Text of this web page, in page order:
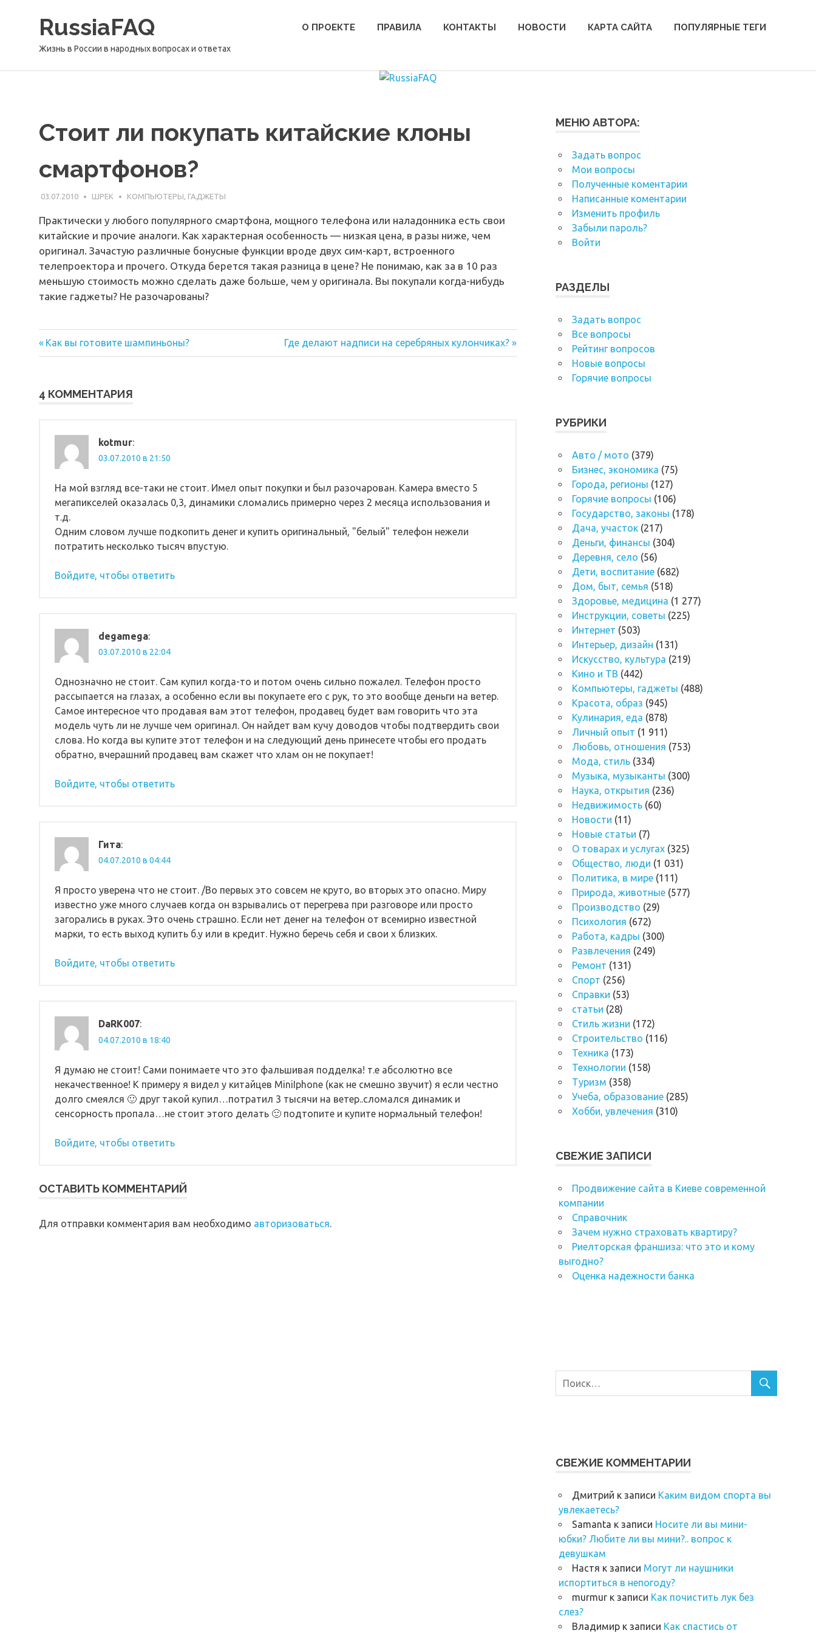
содержимомуRussiaFAQ
Жизнь в России в народных вопросах и ответах
О ПРОЕКТЕ ПРАВИЛА КОНТАКТЫ НОВОСТИ КАРТА САЙТА ПОПУЛЯРНЫЕ ТЕГИ
Стоит ли покупать китайские клоны
смартфонов?
03.07.2010 ШРЕК КОМПЬЮТЕРЫ, ГАДЖЕТЫ
Практически у любого популярного смартфона, мощного телефона или наладонника есть свои
китайские и прочие аналоги. Как характерная особенность — низкая цена, в разы ниже, чем
оригинал. Зачастую различные бонусные функции вроде двух сим-карт, встроенного
телепроектора и прочего. Откуда берется такая разница в цене? Не понимаю, как за в 10 раз
меньшую стоимость можно сделать даже больше, чем у оригинала. Вы покупали когда-нибудь
такие гаджеты? Не разочарованы?
Навигация
записям
Предыдущая
запись:
Как вы готовите шампиньоны?
Следующая
запись:
Где делают надписи на серебряных кулончиках?
4 КОММЕНТАРИЯ
kotmur:
03.07.2010 в 21:50
На мой взгляд все-таки не стоит. Имел опыт покупки и был разочарован. Камера вместо 5
мегапикселей оказалась 0,3, динамики сломались примерно через 2 месяца использования и
т.д.
Одним словом лучше подкопить денег и купить оригинальный, "белый" телефон нежели
потратить несколько тысяч впустую.
Войдите, чтобы ответить
degamega:
03.07.2010 в 22:04
Однозначно не стоит. Сам купил когда-то и потом очень сильно пожалел. Телефон просто
рассыпается на глазах, а особенно если вы покупаете его с рук, то это вообще деньги на ветер.
Самое интересное что продавая вам этот телефон, продавец будет вам говорить что эта
модель чуть ли не лучше чем оригинал. Он найдет вам кучу доводов чтобы подтвердить свои
слова. Но когда вы купите этот телефон и на следующий день принесете чтобы его продать
обратно, вчерашний продавец вам скажет что хлам он не покупает!
Войдите, чтобы ответить
Гита:
04.07.2010 в 04:44
Я просто уверена что не стоит. /Во первых это совсем не круто, во вторых это опасно. Миру
известно уже много случаев когда он взрывались от перегрева при разговоре или просто
загорались в руках. Это очень страшно. Если нет денег на телефон от всемирно известной
марки, то есть выход купить б.у или в кредит. Нужно беречь себя и свои х близких.
Войдите, чтобы ответить
DaRK007:
04.07.2010 в 18:40
Я думаю не стоит! Сами понимаете что это фальшивая подделка! т.е абсолютно все
некачественное! К примеру я видел у китайцев MiniIphone (как не смешно звучит) я если честно
долго смеялся 🙂 друг такой купил…потратил 3 тысячи на ветер..сломался динамик и
сенсорность пропала…не стоит этого делать 🙂 подтопите и купите нормальный телефон!
Войдите, чтобы ответить
ОСТАВИТЬ КОММЕНТАРИЙ
Для отправки комментария вам необходимо авторизоваться.
МЕНЮ АВТОРА:
Задать вопрос
Мои вопросы
Полученные коментарии
Написанные коментарии
Изменить профиль
Забыли пароль?
Войти
РАЗДЕЛЫ
Задать вопрос
Все вопросы
Рейтинг вопросов
Новые вопросы
Горячие вопросы
РУБРИКИ
Авто / мото (379)
Бизнес, экономика (75)
Города, регионы (127)
Горячие вопросы (106)
Государство, законы (178)
Дача, участок (217)
Деньги, финансы (304)
Деревня, село (56)
Дети, воспитание (682)
Дом, быт, семья (518)
Здоровье, медицина (1 277)
Инструкции, советы (225)
Интернет (503)
Интерьер, дизайн (131)
Искусство, культура (219)
Кино и ТВ (442)
Компьютеры, гаджеты (488)
Красота, образ (945)
Кулинария, еда (878)
Личный опыт (1 911)
Любовь, отношения (753)
Мода, стиль (334)
Музыка, музыканты (300)
Наука, открытия (236)
Недвижимость (60)
Новости (11)
Новые статьи (7)
О товарах и услугах (325)
Общество, люди (1 031)
Политика, в мире (111)
Природа, животные (577)
Производство (29)
Психология (672)
Работа, кадры (300)
Развлечения (249)
Ремонт (131)
Спорт (256)
Справки (53)
статьи (28)
Стиль жизни (172)
Строительство (116)
Техника (173)
Технологии (158)
Туризм (358)
Учеба, образование (285)
Хобби, увлечения (310)
СВЕЖИЕ ЗАПИСИ
Продвижение сайта в Киеве современной
компании
Справочник
Зачем нужно страховать квартиру?
Риелторская франшиза: что это и кому
выгодно?
Оценка надежности банка
СВЕЖИЕ КОММЕНТАРИИ
Дмитрий к записи Каким видом спорта вы
увлекаетесь?
Samanta к записи Носите ли вы мини-
юбки? Любите ли вы мини?.. вопрос к
девушкам
Настя к записи Могут ли наушники
испортиться в непогоду?
murmur к записи Как почистить лук без
слез?
Владимир к записи Как спастись от